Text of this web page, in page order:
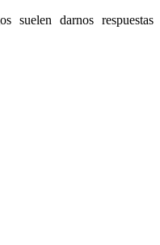
suelen darnos respuestas